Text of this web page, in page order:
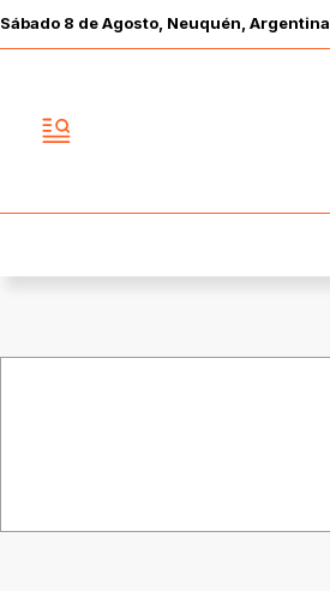
Sábado 8 deAgosto , Neuquén, Argentina